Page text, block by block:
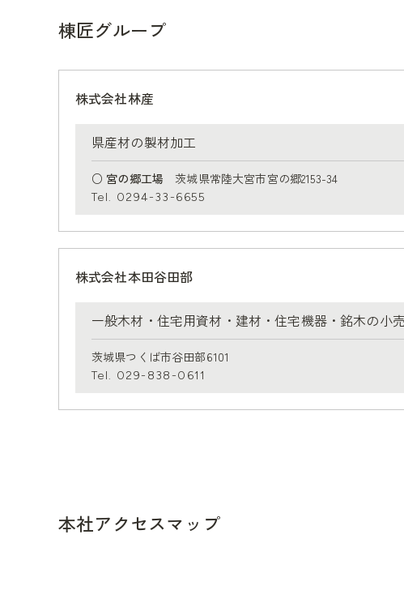
棟匠グループ
株式会社林産
県産材の製材加工
○ 宮の郷工場 茨城県常陸大宮市宮の郷2153-34
Tel. 0294-33-6655
株式会社本田谷田部
一般木材・住宅用資材・建材・住宅機器・銘木の小売
茨城県つくば市谷田部6101
Tel. 029-838-0611
本社アクセスマップ